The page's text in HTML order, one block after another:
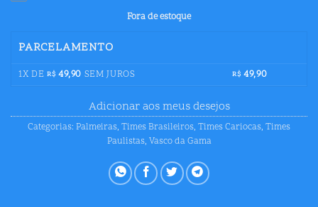
Fora de estoque
PARCELAMENTO
1X DE R$ 49,90 SEM JUROS R$ 49,90
Adicionar aos meus desejos
Categorias: Palmeiras, Times Brasileiros, Times Cariocas, Times
Paulistas, Vasco da Gama